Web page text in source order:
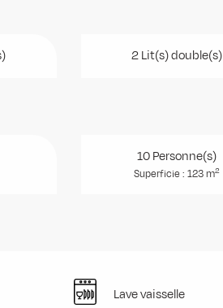
2 Lit(s) double(s)
10 Personne(s)
Superficie : 123 m2
Lave vaisselle